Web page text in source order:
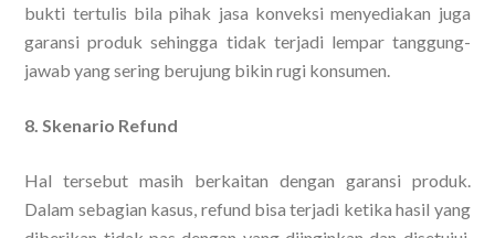
bukti tertulis bila pihak jasa konveksi menyediakan juga
garansi produk sehingga tidak terjadi lempar tanggung-
jawab yang sering berujung bikin rugi konsumen.
8. Skenario Refund
Hal tersebut masih berkaitan dengan garansi produk.
Dalam sebagian kasus, refund bisa terjadi ketika hasil yang